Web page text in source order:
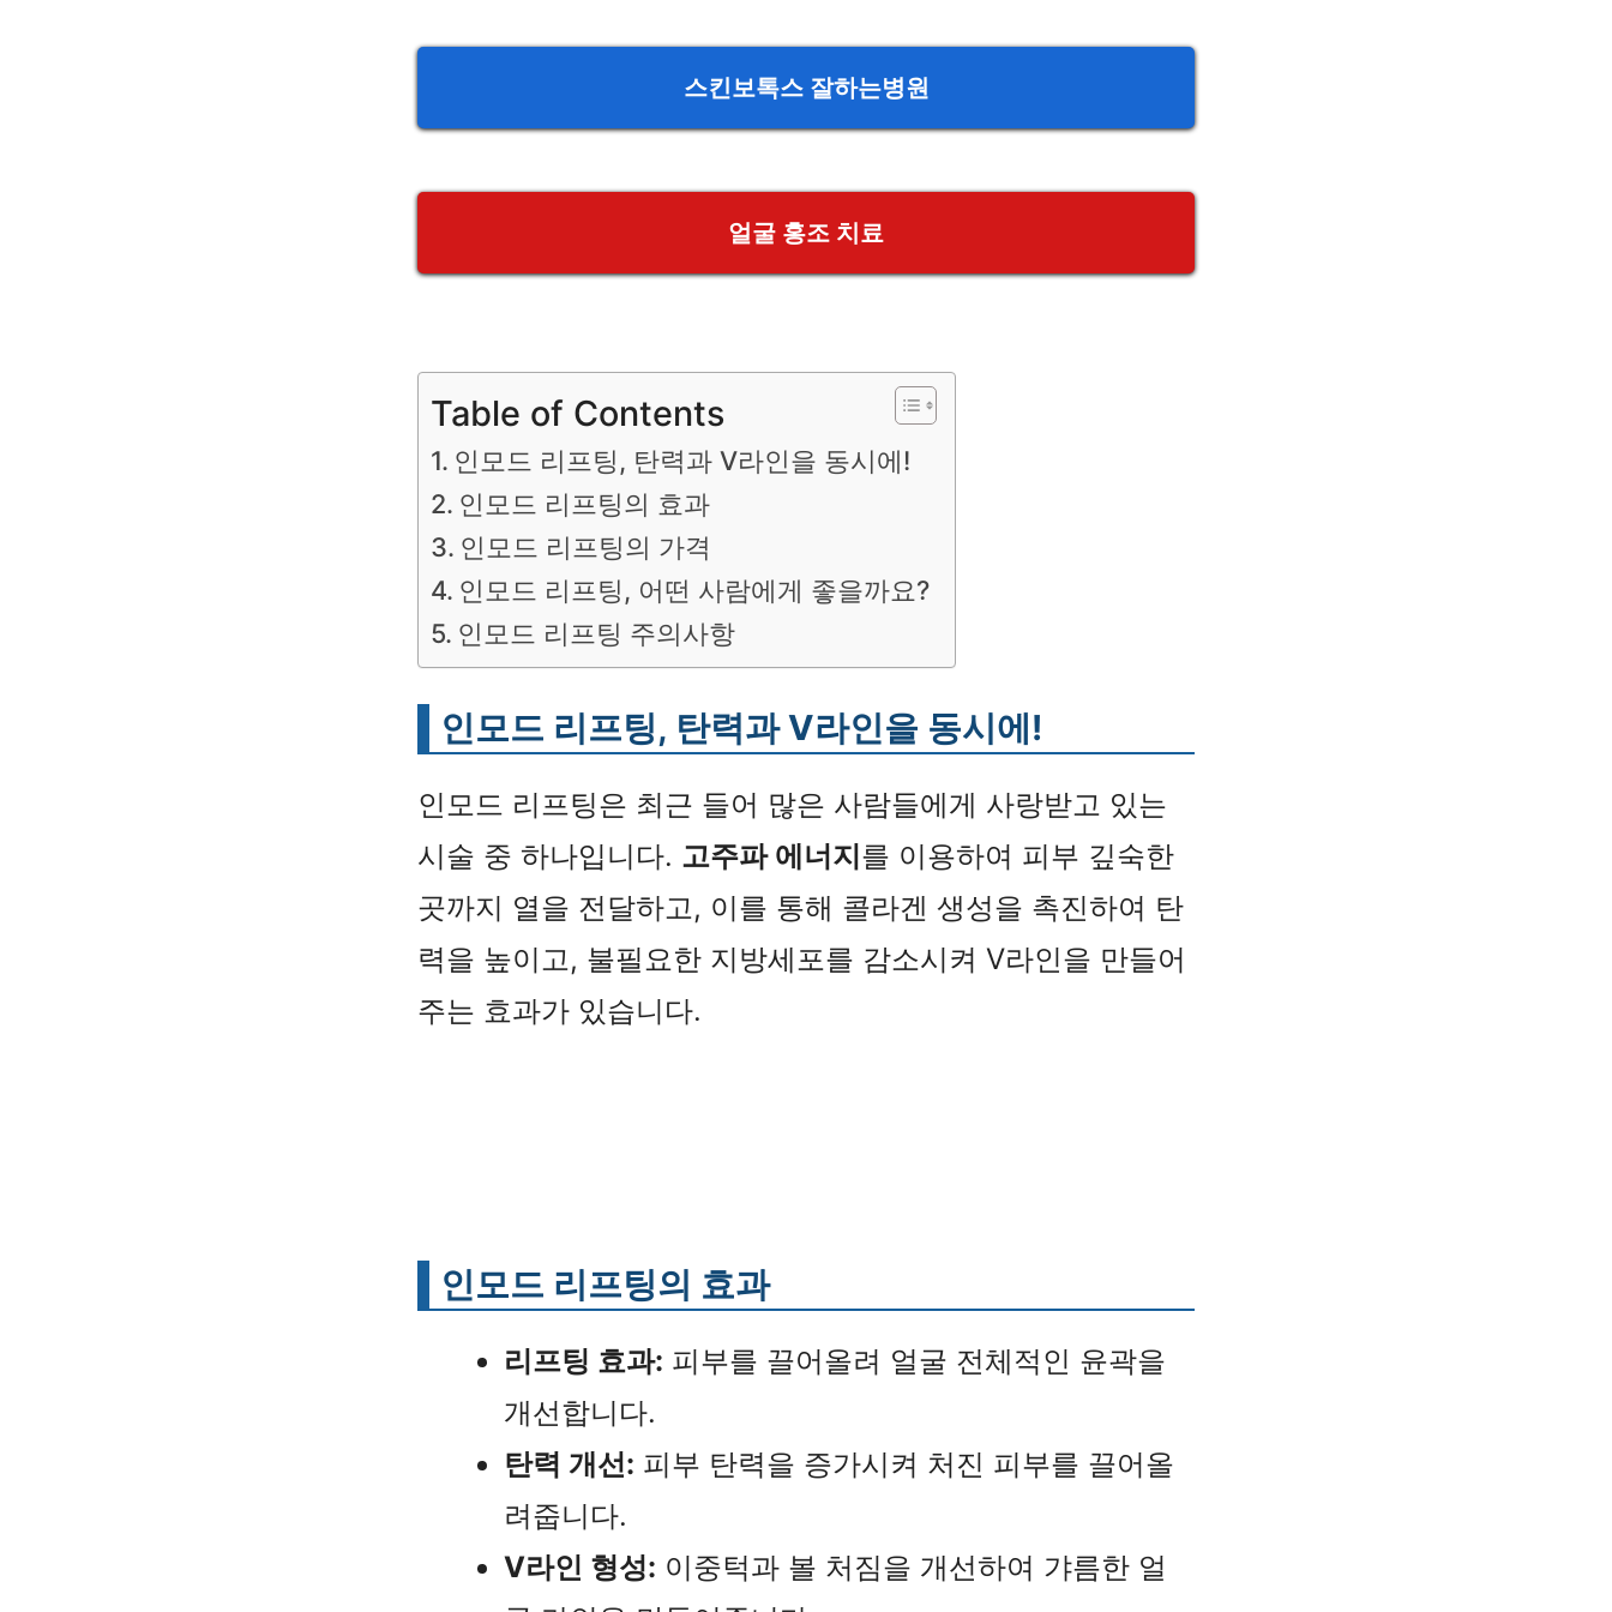
스킨보톡스 잘하는병원
얼굴 홍조 치료
Table of Contents
인모드 리프팅, 탄력과 V라인을 동시에!
인모드 리프팅의 효과
인모드 리프팅의 가격
인모드 리프팅, 어떤 사람에게 좋을까요?
인모드 리프팅 주의사항
인모드 리프팅, 탄력과 V라인을 동시에!
인모드 리프팅은 최근 들어 많은 사람들에게 사랑받고 있는
시술 중 하나입니다. 고주파 에너지 를 이용하여 피부 깊숙한
곳까지 열을 전달하고, 이를 통해 콜라겐 생성을 촉진하여 탄
력을 높이고, 불필요한 지방세포를 감소시켜 V라인을 만들어
주는 효과가 있습니다.
인모드 리프팅의 효과
리프팅 효과: 피부를 끌어올려 얼굴 전체적인 윤곽을
개선합니다.
탄력 개선: 피부 탄력을 증가시켜 처진 피부를 끌어올
려줍니다.
V라인 형성: 이중턱과 볼 처짐을 개선하여 갸름한 얼